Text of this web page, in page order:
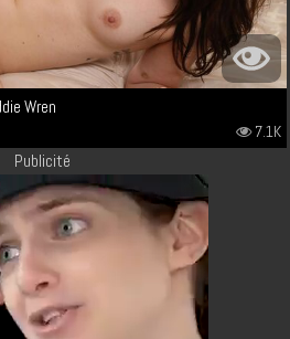
Wren
7.1K
Publicité